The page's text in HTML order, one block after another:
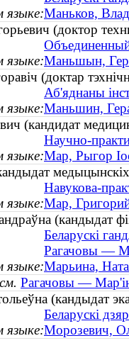
языке:Маньков,
(доктор
языке:Маньшын,
(доктар
Аб'яднаны
языке:Маньшин,
(кандидат
Научно-
языке:Мар, Рыгор
Навукова-
языке:Мар,
(кандыдат
Беларускі
Рагачовы —
языке:Марьина,
см. Рагачовы —
(кандыдат
Беларускі
языке:Морозевич,